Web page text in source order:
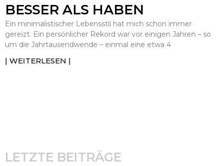
BESSER ALS HABEN
Ein minimalistischer Lebensstil hat mich schon immer
gereizt. Ein persönlicher Rekord war vor einigen Jahren – so
um die Jahrtausendwende – einmal eine etwa 4
| WEITERLESEN |
LETZTE BEITRÄGE